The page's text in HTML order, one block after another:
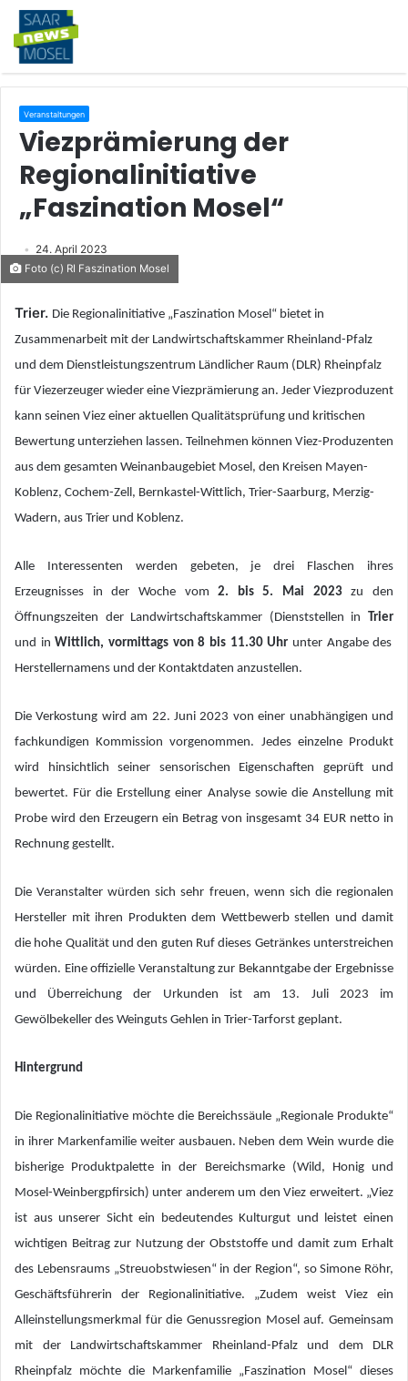
Veranstaltungen
Viezprämierung der
Regionalinitiative
„Faszination Mosel“
24. April 2023
Foto (c) RI Faszination Mosel
Trier. Die Regionalinitiative „Faszination Mosel“ bietet in
Zusammenarbeit mit der Landwirtschaftskammer Rheinland-Pfalz
und dem Dienstleistungszentrum Ländlicher Raum (DLR) Rheinpfalz
für Viezerzeuger wieder eine Viezprämierung an. Jeder Viezproduzent
kann seinen Viez einer aktuellen Qualitätsprüfung und kritischen
Bewertung unterziehen lassen. Teilnehmen können Viez-Produzenten
aus dem gesamten Weinanbaugebiet Mosel, den Kreisen Mayen-
Koblenz, Cochem-Zell, Bernkastel-Wittlich, Trier-Saarburg, Merzig-
Wadern, aus Trier und Koblenz.
Alle Interessenten werden gebeten, je drei Flaschen ihres
Erzeugnisses in der Woche vom2. bis 5. Mai 2023zu den
Öffnungszeiten der Landwirtschaftskammer (Dienststellen in
Trier
und inWittlich, vormittags von 8 bis 11.30 Uhr unter Angabe des
Herstellernamens und der Kontaktdaten anzustellen.
Die Verkostung wird am 22. Juni 2023 von einer unabhängigen und
fachkundigen Kommission vorgenommen. Jedes einzelne Produkt
wird hinsichtlich seiner sensorischen Eigenschaften geprüft und
bewertet. Für die Erstellung einer Analyse sowie die Anstellung mit
Probe wird den Erzeugern ein Betrag von insgesamt 34 EUR netto in
Rechnung gestellt.
Die Veranstalter würden sich sehr freuen, wenn sich die regionalen
Hersteller mit ihren Produkten dem Wettbewerb stellen und damit
die hohe Qualität und den guten Ruf dieses Getränkes unterstreichen
würden. Eine offizielle Veranstaltung zur Bekanntgabe der Ergebnisse
und Überreichung der Urkunden ist am 13. Juli 2023 im
Gewölbekeller des Weinguts Gehlen in Trier-Tarforst geplant.
Hintergrund
Die Regionalinitiative möchte die Bereichssäule „Regionale Produkte“
in ihrer Markenfamilie weiter ausbauen. Neben dem Wein wurde die
bisherige Produktpalette in der Bereichsmarke (Wild, Honig und
Mosel-Weinbergpfirsich) unter anderem um den Viez erweitert. „Viez
ist aus unserer Sicht ein bedeutendes Kulturgut und leistet einen
wichtigen Beitrag zur Nutzung der Obststoffe und damit zum Erhalt
des Lebensraums „Streuobstwiesen“ in der Region“, so Simone Röhr,
Geschäftsführerin der Regionalinitiative. „Zudem weist Viez ein
Alleinstellungsmerkmal für die Genussregion Mosel auf. Gemeinsam
mit der Landwirtschaftskammer Rheinland-Pfalz und dem DLR
Rheinpfalz möchte die Markenfamilie „Faszination Mosel“ dieses